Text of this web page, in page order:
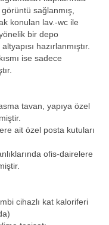
sağlanmış,
konulan lav.-wc ile
bir depo
hazırlanmıştır.
ise sadece
tavan, yapıya özel
ait özel posta kutuları
ofis-dairelere
cihazlı kat kaloriferi